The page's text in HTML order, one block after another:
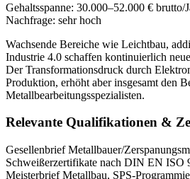
Gehaltsspanne: 30.000–52.000 € brutto/
Nachfrage: sehr hoch
Wachsende Bereiche wie Leichtbau,
Industrie 4.0 schaffen kontinuierlich
Der Transformationsdruck durch
Produktion, erhöht aber insgesamt den
Metallbearbeitungsspezialisten.
Relevante Qualifikationen &
Gesellenbrief Metallbauer/
Schweißerzertifikate nach DIN EN
Meisterbrief Metallbau, SPS-